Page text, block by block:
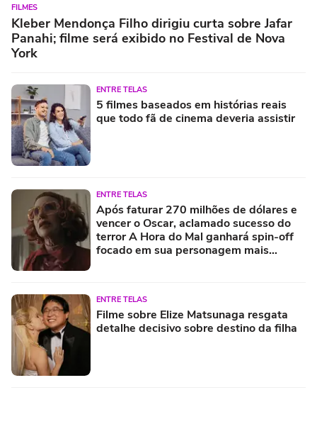
FILMES
Kleber Mendonça Filho dirigiu curta sobre Jafar
Panahi; filme será exibido no Festival de Nova
York
ENTRE TELAS
5 filmes baseados em histórias reais
que todo fã de cinema deveria assistir
ENTRE TELAS
Após faturar 270 milhões de dólares e
vencer o Oscar, aclamado sucesso do
terror A Hora do Mal ganhará spin-off
focado em sua personagem mais
ENTRE TELAS
Filme sobre Elize Matsunaga resgata
detalhe decisivo sobre destino da filha